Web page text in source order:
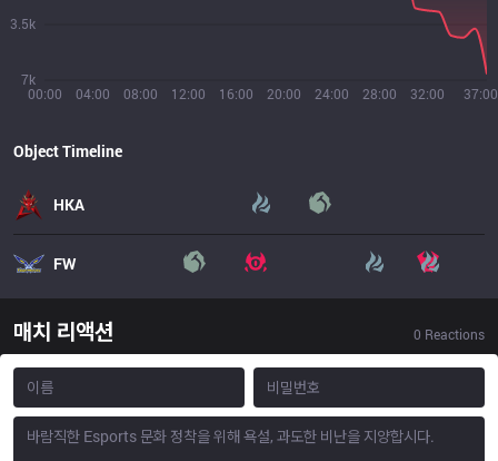
00:00 04:00 08:00 12:00 16:00 20:00 24:00 28:00 32:00 37:00
7k
3.5k
Object Timeline
HKA
FW
매치 리액션 0 Reactions